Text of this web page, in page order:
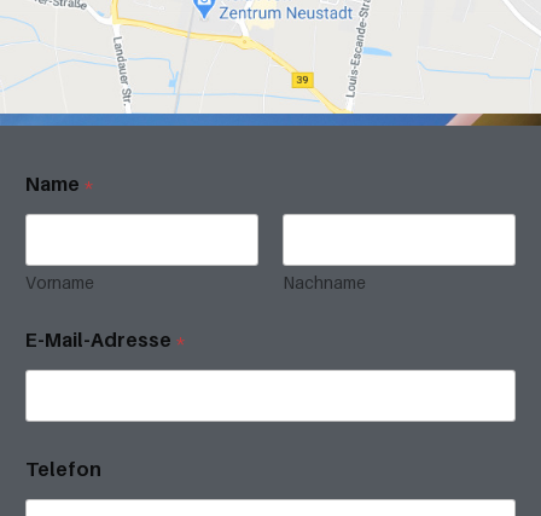
Name *
Vorname Nachname
E-Mail-Adresse *
Telefon